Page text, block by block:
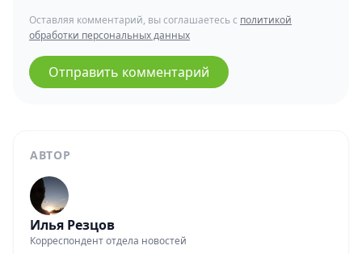
АВТОР
Илья Резцов
Корреспондент отдела новостей
Оставляя комментарий, вы соглашаетесь с политикой
обработки персональных данных
Отправить комментарий